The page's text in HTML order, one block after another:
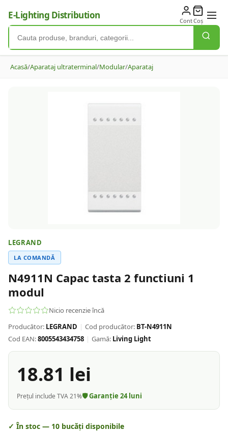
E-Lighting Distribution ContCoș
Acasă/Aparataj ultraterminal/Modular/Aparataj
LEGRAND
LA COMANDĂ
N4911N Capac tasta 2 functiuni 1
modul
Nicio recenzie încă
Producător: LEGRAND | Cod producător: BT-N4911N
Cod EAN:8005543434758 | Gamă: Living Light
18.81 lei
Prețul include TVA 21%🛡️ Garanție 24luni
✓ În stoc — 10 bucăți disponibile